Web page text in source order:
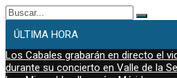
Buscar:
ÚLTIMA HORA
Los Cabales grabarán en directo el
durante su concierto en Valle de la